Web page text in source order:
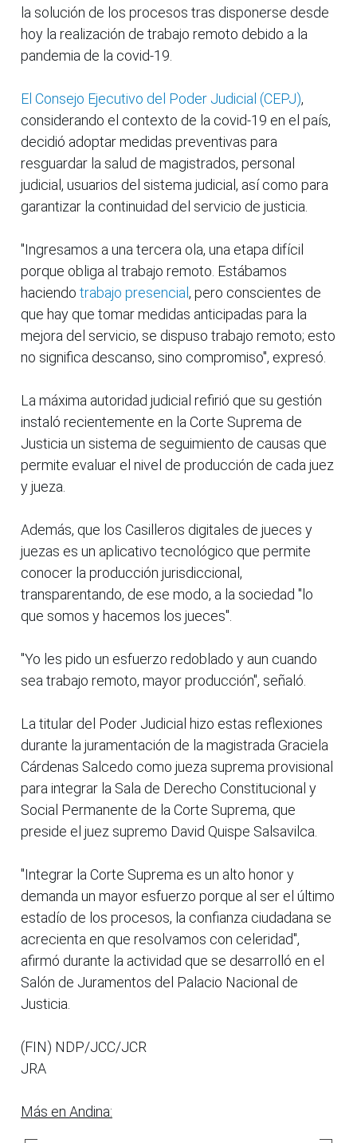
la solución de los procesos tras disponerse desde
hoy la realización de trabajo remoto debido a la
pandemia de la covid-19.
El Consejo Ejecutivo del Poder Judicial (CEPJ),
considerando el contexto de la covid-19 en el país,
decidió adoptar medidas preventivas para
resguardar la salud de magistrados, personal
judicial, usuarios del sistema judicial, así como para
garantizar la continuidad del servicio de justicia.
"Ingresamos a una tercera ola, una etapa difícil
porque obliga al trabajo remoto. Estábamos
haciendo trabajo presencial , pero conscientes de
que hay que tomar medidas anticipadas para la
mejora del servicio, se dispuso trabajo remoto; esto
no significa descanso, sino compromiso", expresó.
La máxima autoridad judicial refirió que su gestión
instaló recientemente en la Corte Suprema de
Justicia un sistema de seguimiento de causas que
permite evaluar el nivel de producción de cada juez
y jueza.
Además, que los Casilleros digitales de jueces y
juezas es un aplicativo tecnológico que permite
conocer la producción jurisdiccional,
transparentando, de ese modo, a la sociedad "lo
que somos y hacemos los jueces".
"Yo les pido un esfuerzo redoblado y aun cuando
sea trabajo remoto, mayor producción", señaló.
La titular del Poder Judicial hizo estas reflexiones
durante la juramentación de la magistrada Graciela
Cárdenas Salcedo como jueza suprema provisional
para integrar la Sala de Derecho Constitucional y
Social Permanente de la Corte Suprema, que
preside el juez supremo David Quispe Salsavilca.
"Integrar la Corte Suprema es un alto honor y
demanda un mayor esfuerzo porque al ser el último
estadío de los procesos, la confianza ciudadana se
acrecienta en que resolvamos con celeridad",
afirmó durante la actividad que se desarrolló en el
Salón de Juramentos del Palacio Nacional de
Justicia.
(FIN) NDP/JCC/JCR
JRA
Más en Andina: